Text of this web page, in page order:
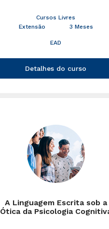
Cursos Livres
Extensão
3 Meses
EAD
Detalhes do curso
A Linguagem Escrita sob a
Ótica da Psicologia